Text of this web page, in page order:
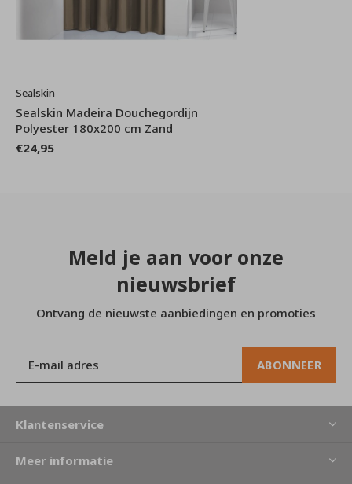
Sealskin
Sealskin Madeira Douchegordijn
Polyester 180x200 cm Zand
€24,95
Meld je aan voor onze
nieuwsbrief
Ontvang de nieuwste aanbiedingen en promoties
ABONNEER
Klantenservice
Meer informatie